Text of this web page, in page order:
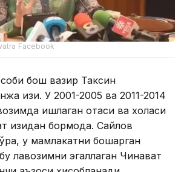
Facebook
бош вазир Таксин
қизи. У 2001-2005 ва 2011-2014
ишлаган отаси ва холаси
изидан бормоқда. Сайлов
у мамлакатни бошқарган
лавозимни эгаллаган Чинават